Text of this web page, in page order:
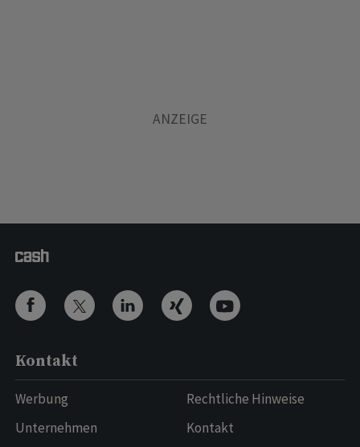
Kontakt
Werbung
Unternehmen
Rechtliche Hinweise
Kontakt